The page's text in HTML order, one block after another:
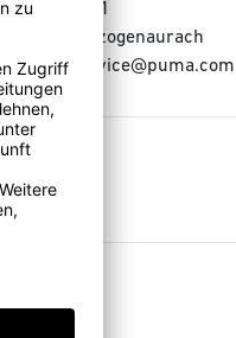
Puma Way 1
91074 Herzogenaurach
E-Mail: service@puma.com